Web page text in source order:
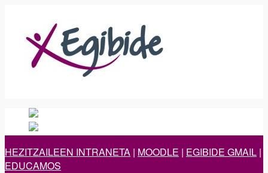
HEZITZAILEEN INTRANETA | MOODLE | EGIBIDE GMAIL |
EDUCAMOS